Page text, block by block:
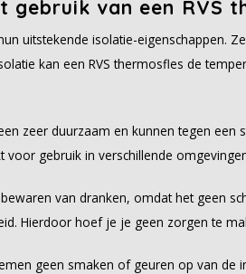
van een RVS
uitstekende isolatie-
kan een RVS thermosfles de
zeer duurzaam en kunnen tegen
voor gebruik in verschillende
van dranken, omdat het geen
Hierdoor hoef je je geen zorgen te
geen smaken of geuren op van